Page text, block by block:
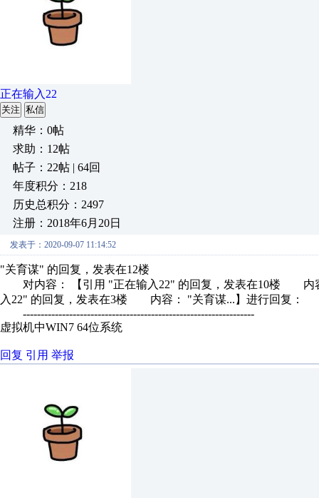
正在输入22
关注 私信
精华：0帖
求助：12帖
帖子：22帖 | 64回
年度积分：218
历史总积分：2497
注册：2018年6月20日
发表于：2020-09-07 11:14:52
"关育谋" 的回复，发表在12楼
对内容： 【引用 "正在输入22" 的回复，发表在10楼 内
入22" 的回复，发表在3楼 内容： "关育谋...】进行回复：
-----------------------------------------------------------------
虚拟机中WIN7 64位系统
回复 引用 举报